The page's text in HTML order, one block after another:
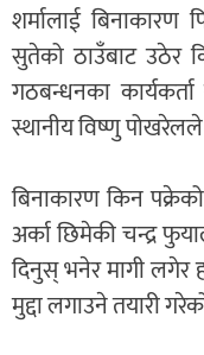
शर्मालाई
सुतेको ठाउँबाट उठेर
गठबन्धनका
स्थानीय विष्णु
बिनाकारण किन पक्रेको
अर्का छिमेकी चन्द्र
दिनुस् भनेर मागी लगेर
मुद्दा लगाउने तयारी